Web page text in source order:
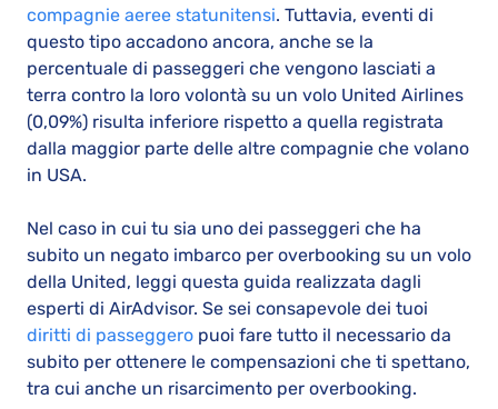
compagnie aeree statunitensi. Tuttavia, eventi di
questo tipo accadono ancora, anche se la
percentuale di passeggeri che vengono lasciati a
terra contro la loro volontà su un volo United Airlines
(0,09%) risulta inferiore rispetto a quella registrata
dalla maggior parte delle altre compagnie che volano
in USA.
Nel caso in cui tu sia uno dei passeggeri che ha
subito un negato imbarco per overbooking su un volo
della United, leggi questa guida realizzata dagli
esperti di AirAdvisor. Se sei consapevole dei tuoi
diritti di passeggero puoi fare tutto il necessario da
subito per ottenere le compensazioni che ti spettano,
tra cui anche un risarcimento per overbooking.